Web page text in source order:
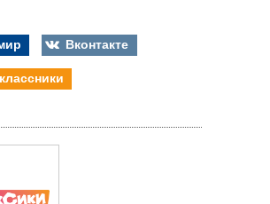
Вконтакте